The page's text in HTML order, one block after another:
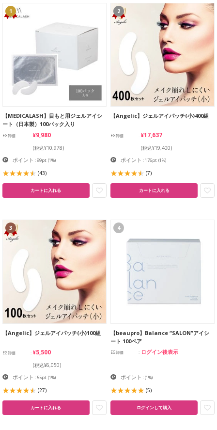
1
【MEDICALASH】目もと用ジェルアイシ
ート（日本製）100パック入り
EG卸価 ¥9,980
(税込¥10,978)
ポイント : 99pt (1%)
(43)
カートに入れる
2
【Angelic】ジェルアイパッチ(小)400組
EG卸価 ¥17,637
(税込¥19,400)
ポイント : 176pt (1%)
(7)
カートに入れる
3
【Angelic】ジェルアイパッチ(小)100組
EG卸価 ¥5,500
(税込¥6,050)
ポイント : 55pt (1%)
(27)
カートに入れる
4
【beaupro】Balance “SALON”アイシ
ート 100ペア
EG卸価 ログイン後表示
ポイント :(1%)
(5)
ログインして購入